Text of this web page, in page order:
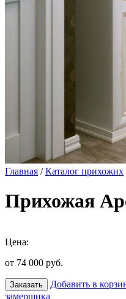
Главная /Каталог прихожих
Прихожая
Цена:
от 74 000 руб.
Заказать Добавить в
замерщика